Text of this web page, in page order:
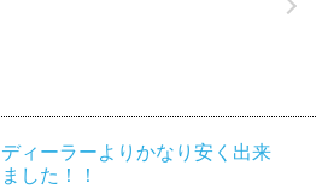
ディーラーよりかなり安く出来
ました！！